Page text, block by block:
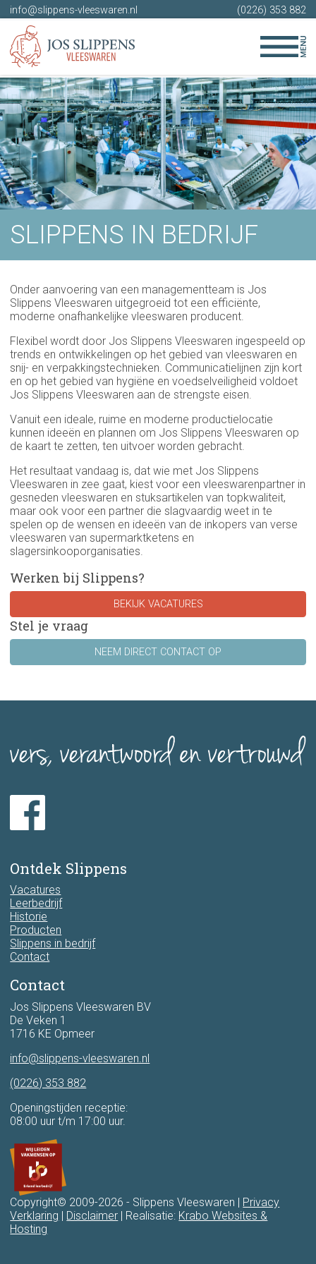
info@slippens-vleeswaren.nl (0226) 353 882
SLIPPENS IN BEDRIJF
Onder aanvoering van een managementteam is Jos
Slippens Vleeswaren uitgegroeid tot een efficiënte,
moderne onafhankelijke vleeswaren producent.
Flexibel wordt door Jos Slippens Vleeswaren ingespeeld op
trends en ontwikkelingen op het gebied van vleeswaren en
snij- en verpakkingstechnieken. Communicatielijnen zijn kort
en op het gebied van hygiëne en voedselveiligheid voldoet
Jos Slippens Vleeswaren aan de strengste eisen.
Vanuit een ideale, ruime en moderne productielocatie
kunnen ideeën en plannen om Jos Slippens Vleeswaren op
de kaart te zetten, ten uitvoer worden gebracht.
Het resultaat vandaag is, dat wie met Jos Slippens
Vleeswaren in zee gaat, kiest voor een vleeswarenpartner in
gesneden vleeswaren en stuksartikelen van topkwaliteit,
maar ook voor een partner die slagvaardig weet in te
spelen op de wensen en ideeën van de inkopers van verse
vleeswaren van supermarktketens en
slagersinkooporganisaties.
Werken bij Slippens?
BEKIJK VACATURES
Stel je vraag
NEEM DIRECT CONTACT OP
Ontdek Slippens
Vacatures
Leerbedrijf
Historie
Producten
Slippens in bedrijf
Contact
Contact
Jos Slippens Vleeswaren BV
De Veken 1
1716 KE Opmeer
info@slippens-vleeswaren.nl
(0226) 353 882
Openingstijden receptie:
08:00 uur t/m 17:00 uur.
Copyright© 2009-2026 - Slippens Vleeswaren | Privacy
Verklaring
Disclaimer | Realisatie: Krabo Websites &
Hosting